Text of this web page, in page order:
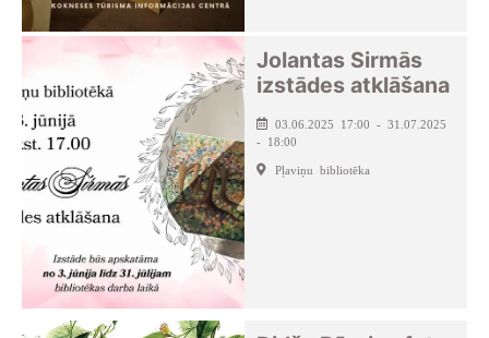
Jolantas Sirmās
izstādes atklāšana
03.06.2025 17:00 - 31.07.2025
- 18:00
Pļaviņu bibliotēka